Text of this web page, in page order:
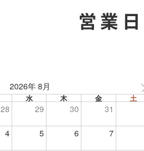
営業
2026年 8月
水 木 金 土
28 29 30 31
4 5 6 7